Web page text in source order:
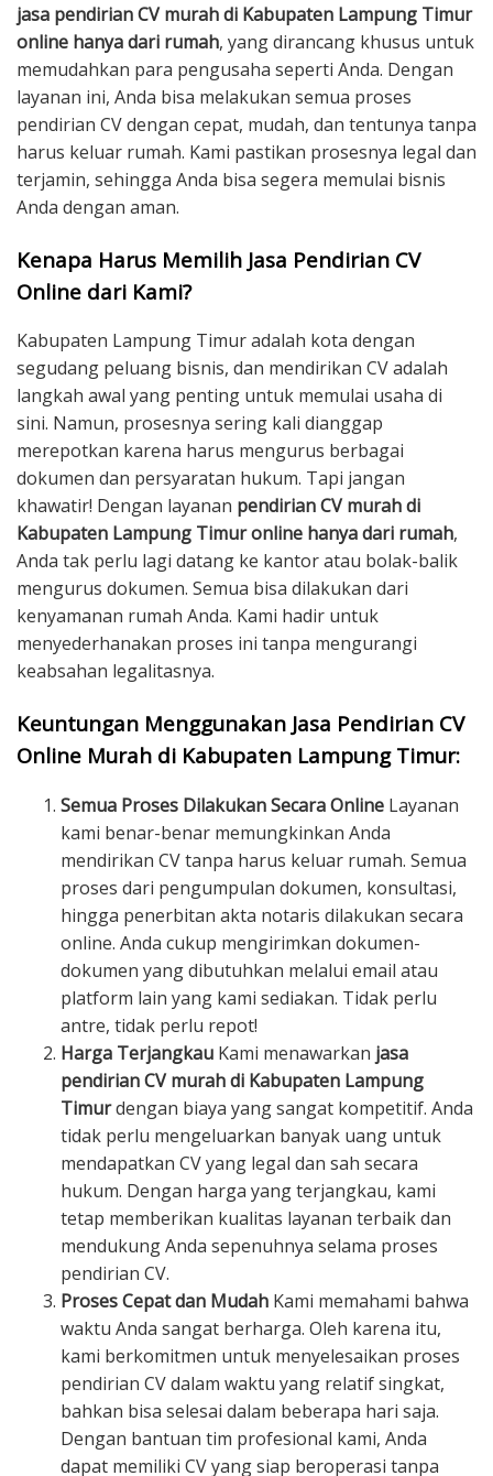
jasa pendirian CV murah di Kabupaten Lampung Timur
online hanya dari rumah, yang dirancang khusus untuk
memudahkan para pengusaha seperti Anda. Dengan
layanan ini, Anda bisa melakukan semua proses
pendirian CV dengan cepat, mudah, dan tentunya tanpa
harus keluar rumah. Kami pastikan prosesnya legal dan
terjamin, sehingga Anda bisa segera memulai bisnis
Anda dengan aman.
Kenapa Harus Memilih Jasa Pendirian CV
Online dari Kami?
Kabupaten Lampung Timur adalah kota dengan
segudang peluang bisnis, dan mendirikan CV adalah
langkah awal yang penting untuk memulai usaha di
sini. Namun, prosesnya sering kali dianggap
merepotkan karena harus mengurus berbagai
dokumen dan persyaratan hukum. Tapi jangan
khawatir! Dengan layanan pendirian CV murah di
Kabupaten Lampung Timur online hanya dari rumah,
Anda tak perlu lagi datang ke kantor atau bolak-balik
mengurus dokumen. Semua bisa dilakukan dari
kenyamanan rumah Anda. Kami hadir untuk
menyederhanakan proses ini tanpa mengurangi
keabsahan legalitasnya.
Keuntungan Menggunakan Jasa Pendirian CV
Online Murah di Kabupaten Lampung Timur:
Semua Proses Dilakukan Secara Online Layanan
kami benar-benar memungkinkan Anda
mendirikan CV tanpa harus keluar rumah. Semua
proses dari pengumpulan dokumen, konsultasi,
hingga penerbitan akta notaris dilakukan secara
online. Anda cukup mengirimkan dokumen-
dokumen yang dibutuhkan melalui email atau
platform lain yang kami sediakan. Tidak perlu
antre, tidak perlu repot!
Harga Terjangkau Kami menawarkan jasa
pendirian CV murah di Kabupaten Lampung
Timurdengan biaya yang sangat kompetitif. Anda
tidak perlu mengeluarkan banyak uang untuk
mendapatkan CV yang legal dan sah secara
hukum. Dengan harga yang terjangkau, kami
tetap memberikan kualitas layanan terbaik dan
mendukung Anda sepenuhnya selama proses
pendirian CV.
Proses Cepat dan Mudah Kami memahami bahwa
waktu Anda sangat berharga. Oleh karena itu,
kami berkomitmen untuk menyelesaikan proses
pendirian CV dalam waktu yang relatif singkat,
bahkan bisa selesai dalam beberapa hari saja.
Dengan bantuan tim profesional kami, Anda
dapat memiliki CV yang siap beroperasi tanpa